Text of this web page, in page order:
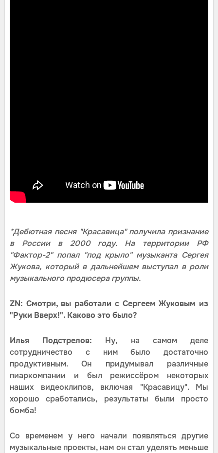
*Дебютная песня "Красавица" получила признание
в России в 2000 году. На территории РФ
"Фактор-2" попал "под крыло" музыканта Сергея
Жукова, который в дальнейшем выступал в роли
музыкального продюсера группы.
ZN: Смотри, вы работали с Сергеем Жуковым из
"Руки Вверх!". Каково это было?
Илья Подстрелов: Ну, на самом деле
сотрудничество с ним было достаточно
продуктивным. Он придумывал различные
пиаркомпании и был режиссёром некоторых
наших видеоклипов, включая "Красавицу". Мы
хорошо сработались, результаты были просто
бомба!
Со временем у него начали появляться другие
музыкальные проекты, нам он стал уделять меньше